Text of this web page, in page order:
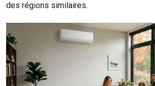
des régions similaires.